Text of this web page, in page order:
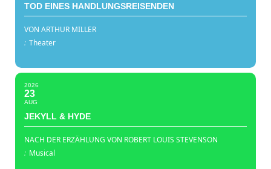
TOD EINES HANDLUNGSREISENDEN
VON ARTHUR MILLER
: Theater
2026
23
AUG
JEKYLL & HYDE
NACH DER ERZÄHLUNG VON ROBERT LOUIS STEVENSON
: Musical